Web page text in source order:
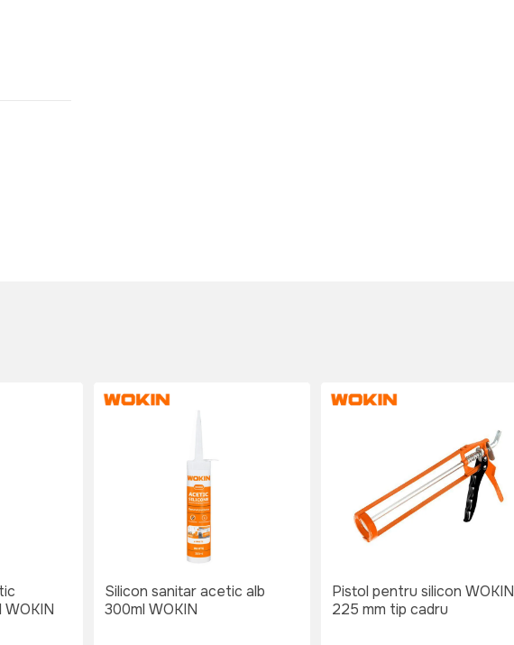
Silicon sanitar acetic alb
300ml WOKIN
Pistol pentru silicon WOKIN
225 mm tip cadru